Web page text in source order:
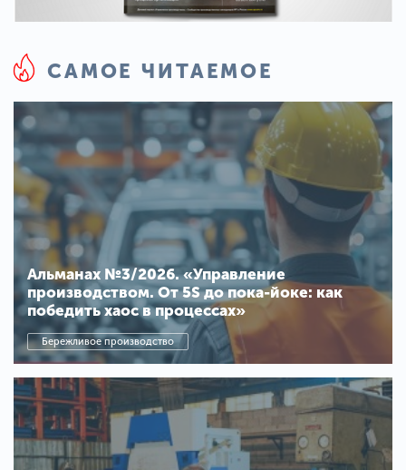
САМОЕ ЧИТАЕМОЕ
Альманах №3/2026. «Управление
производством. От 5S до пока-йоке: как
победить хаос в процессах»
Бережливое производство